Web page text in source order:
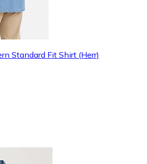
Standard Fit Shirt (Herr)